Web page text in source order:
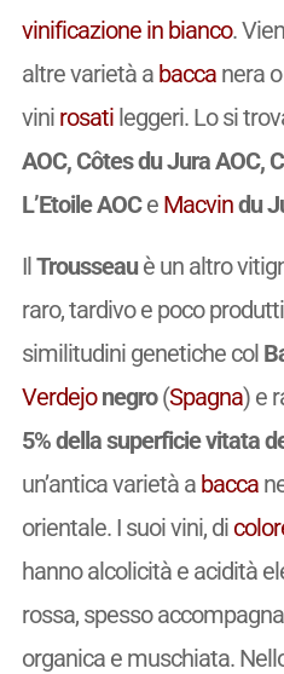
vinificazione in bianco.
altre varietà a baccanera
vini rosatileggeri. Lo si
AOC, Côtes du Jura AOC,
L’Etoile AOCe Macvindu
IlTrousseauè un altro
raro, tardivo e poco
similitudini genetiche col
Verdejonegro(Spagna) e
5% della superficie vitata
un’antica varietà a bacca
orientale. I suoi vini, di
hanno alcolicità e acidità
rossa, spesso
organica e muschiata.